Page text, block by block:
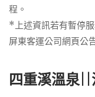
程。
*上述資訊若有暫停
屏東客運公司網頁公
四重溪溫泉||